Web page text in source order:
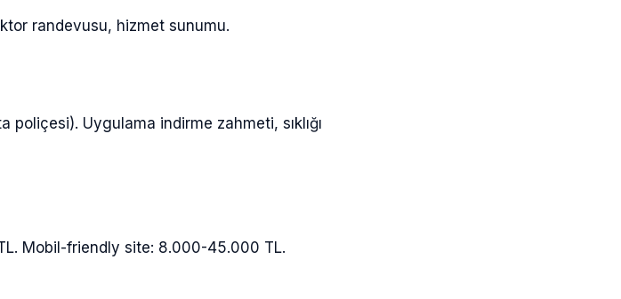
randevusu, hizmet sunumu.
poliçesi). Uygulama indirme zahmeti, sıklığı
Mobil-friendly site: 8.000-45.000 TL.